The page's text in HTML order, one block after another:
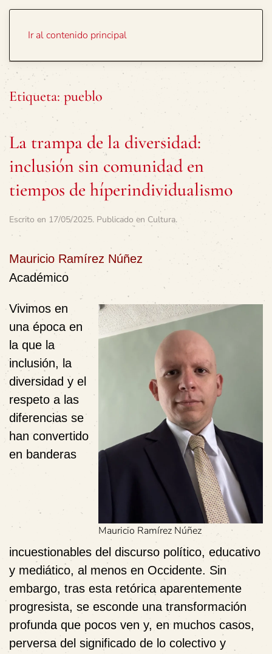
Ir al contenido principal
Etiqueta: pueblo
La trampa de la diversidad:
inclusión sin comunidad en
tiempos de híperindividualismo
Escrito en 17/05/2025. Publicado en Cultura.
Mauricio Ramírez Núñez
Académico
Mauricio Ramírez Núñez
Vivimos en
una época en
la que la
inclusión, la
diversidad y el
respeto a las
diferencias se
han convertido
en banderas
incuestionables del discurso político, educativo
y mediático, al menos en Occidente. Sin
embargo, tras esta retórica aparentemente
progresista, se esconde una transformación
profunda que pocos ven y, en muchos casos,
perversa del significado de lo colectivo y